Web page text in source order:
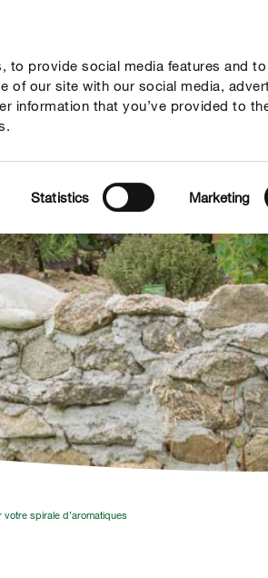
to provide social media features and
of our site with our social media,
information that you’ve provided to
Statistics Marketing
Service Qui sommes-nous?
votre spirale d’aromatiques